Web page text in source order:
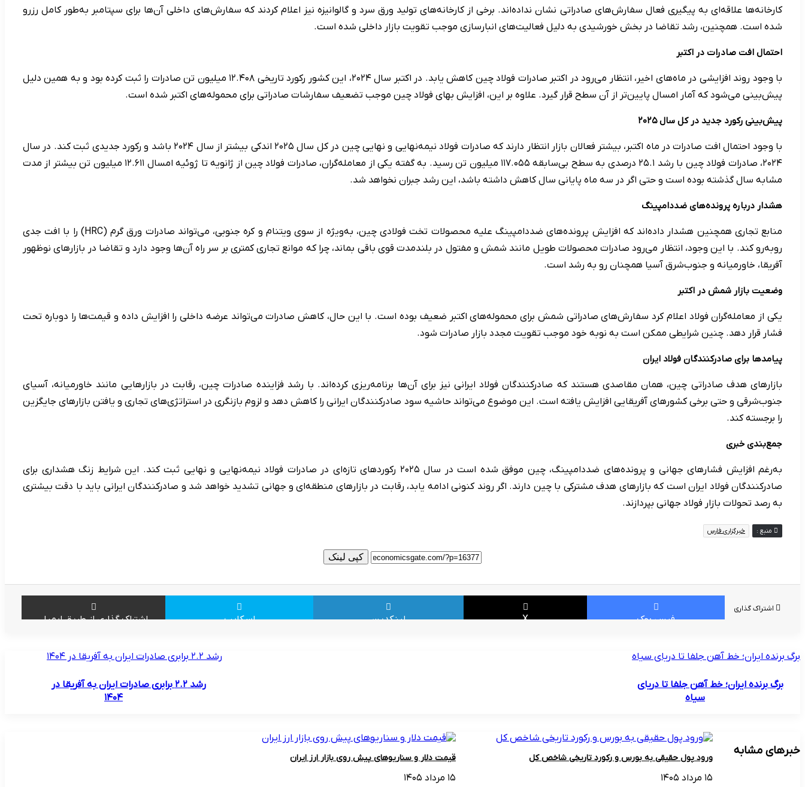
کارخانه‌ها علاقه‌ای به پیگیری فعال سفارش‌های صادراتی نشان نداده‌اند. برخی از کارخانه‌های تولید ورق سرد و گالوانیزه نیز اعلام کردند که سفارش‌های داخلی آن‌ها برای سپتامبر به‌طور کامل رزرو
شده است. همچنین، رشد تقاضا در بخش خورشیدی به دلیل فعالیت‌های انبارسازی موجب تقویت بازار داخلی شده است.
احتمال افت صادرات در اکتبر
با وجود روند افزایشی در ماه‌های اخیر، انتظار می‌رود در اکتبر صادرات فولاد چین کاهش یابد. در اکتبر سال ۲۰۲۴، این کشور رکورد تاریخی ۱۲.۴۰۸ میلیون تن صادرات را ثبت کرده بود و به همین دلیل
پیش‌بینی می‌شود که آمار امسال پایین‌تر از آن سطح قرار گیرد. علاوه بر این، افزایش بهای فولاد چین موجب تضعیف سفارشات صادراتی برای محموله‌های اکتبر شده است.
پیش‌بینی رکورد جدید در کل سال ۲۰۲۵
با وجود احتمال افت صادرات در ماه اکتبر، بیشتر فعالان بازار انتظار دارند که صادرات فولاد نیمه‌نهایی و نهایی چین در کل سال ۲۰۲۵ اندکی بیشتر از سال ۲۰۲۴ باشد و رکورد جدیدی ثبت کند. در سال
۲۰۲۴، صادرات فولاد چین با رشد ۲۵.۱ درصدی به سطح بی‌سابقه ۱۱۷.۰۵۵ میلیون تن رسید. به گفته یکی از معامله‌گران، صادرات فولاد چین از ژانویه تا ژوئیه امسال ۱۲.۶۱۱ میلیون تن بیشتر از مدت
مشابه سال گذشته بوده است و حتی اگر در سه ماه پایانی سال کاهش داشته باشد، این رشد جبران نخواهد شد.
هشدار درباره پرونده‌های ضددامپینگ
منابع تجاری همچنین هشدار داده‌اند که افزایش پرونده‌های ضددامپینگ علیه محصولات تخت فولادی چین، به‌ویژه از سوی ویتنام و کره جنوبی، می‌تواند صادرات ورق گرم (HRC) را با افت جدی
روبه‌رو کند. با این وجود، انتظار می‌رود صادرات محصولات طویل مانند شمش و مفتول در بلندمدت قوی باقی بماند، چرا که موانع تجاری کمتری بر سر راه آن‌ها وجود دارد و تقاضا در بازارهای نوظهور
آفریقا، خاورمیانه و جنوب‌شرق آسیا همچنان رو به رشد است.
وضعیت بازار شمش در اکتبر
یکی از معامله‌گران فولاد اعلام کرد سفارش‌های صادراتی شمش برای محموله‌های اکتبر ضعیف بوده است. با این حال، کاهش صادرات می‌تواند عرضه داخلی را افزایش داده و قیمت‌ها را دوباره تحت
فشار قرار دهد. چنین شرایطی ممکن است به نوبه خود موجب تقویت مجدد بازار صادرات شود.
پیامدها برای صادرکنندگان فولاد ایران
بازارهای هدف صادراتی چین، همان مقاصدی هستند که صادرکنندگان فولاد ایرانی نیز برای آن‌ها برنامه‌ریزی کرده‌اند. با رشد فزاینده صادرات چین، رقابت در بازارهایی مانند خاورمیانه، آسیای
جنوب‌شرقی و حتی برخی کشورهای آفریقایی افزایش یافته است. این موضوع می‌تواند حاشیه سود صادرکنندگان ایرانی را کاهش دهد و لزوم بازنگری در استراتژی‌های تجاری و یافتن بازارهای جایگزین
را برجسته کند.
جمع‌بندی خبری
به‌رغم افزایش فشارهای جهانی و پرونده‌های ضددامپینگ، چین موفق شده است در سال ۲۰۲۵ رکوردهای تازه‌ای در صادرات فولاد نیمه‌نهایی و نهایی ثبت کند. این شرایط زنگ هشداری برای
صادرکنندگان فولاد ایران است که بازارهای هدف مشترکی با چین دارند. اگر روند کنونی ادامه یابد، رقابت در بازارهای منطقه‌ای و جهانی تشدید خواهد شد و صادرکنندگان ایرانی باید با دقت بیشتری
به رصد تحولات بازار فولاد جهانی بپردازند.
منبع : خبرگزاری فارس
کپی لینک
اشتراک گذاری
فیس بوک X لینکدین اسکایپ اشتراک گذاری از طریق ایمیل
برگ برنده ایران؛ خط آهن جلفا تا دریای سیاه
برگ برنده ایران؛ خط آهن جلفا تا دریای
سیاه
رشد ۲.۲ برابری صادرات ایران به آفریقا در ۱۴۰۴
رشد ۲.۲ برابری صادرات ایران به آفریقا در
۱۴۰۴
خبرهای مشابه
ورود پول حقیقی به بورس و رکورد تاریخی شاخص کل
۱۵ مرداد ۱۴۰۵
قیمت دلار و سناریوهای پیش روی بازار ارز ایران
۱۵ مرداد ۱۴۰۵